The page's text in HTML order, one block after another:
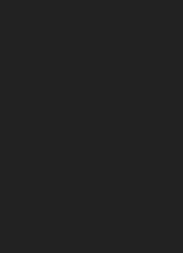
Laura
che ha
mondiale
è stato
JazzFm
playlist